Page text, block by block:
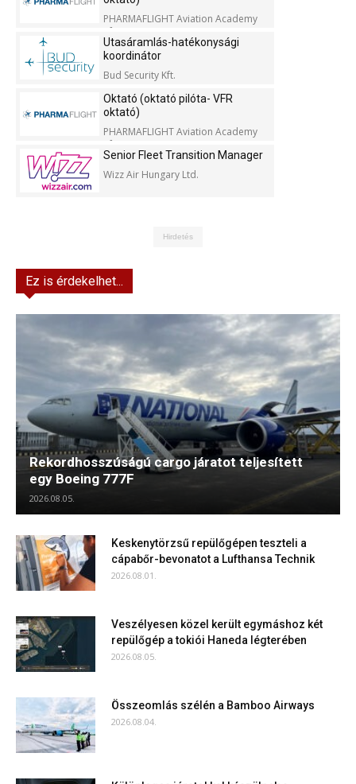
PHARMAFLIGHT Aviation Academy
Kft.
Utasáramlás-hatékonysági
koordinátor
Bud Security Kft.
Oktató (oktató pilóta- VFR
oktató)
PHARMAFLIGHT Aviation Academy
Kft.
Senior Fleet Transition Manager
Wizz Air Hungary Ltd.
Hirdetés
Ez is érdekelhet...
Rekordhosszúságú cargo járatot teljesített
egy Boeing 777F
2026.08.05.
Keskenytörzsű repülőgépen teszteli a
cápabőr-bevonatot a Lufthansa Technik
2026.08.01.
Veszélyesen közel került egymáshoz két
repülőgép a tokiói Haneda légterében
2026.08.05.
Összeomlás szélén a Bamboo Airways
2026.08.04.